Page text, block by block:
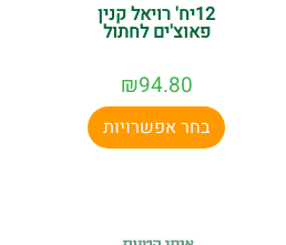
12יח' רויאל קנין
פאוצ'ים לחתול
₪94.80
בחר אפשרויות